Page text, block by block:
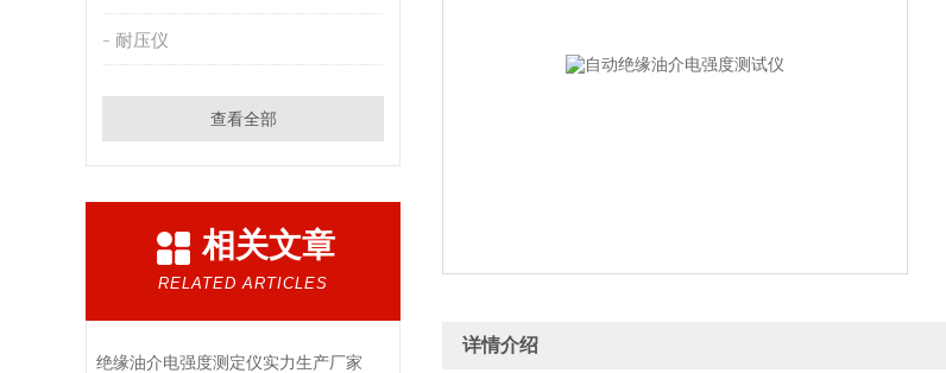
耐压仪
查看全部
相关文章
RELATED ARTICLES
绝缘油介电强度测定仪实力生产厂家
详情介绍